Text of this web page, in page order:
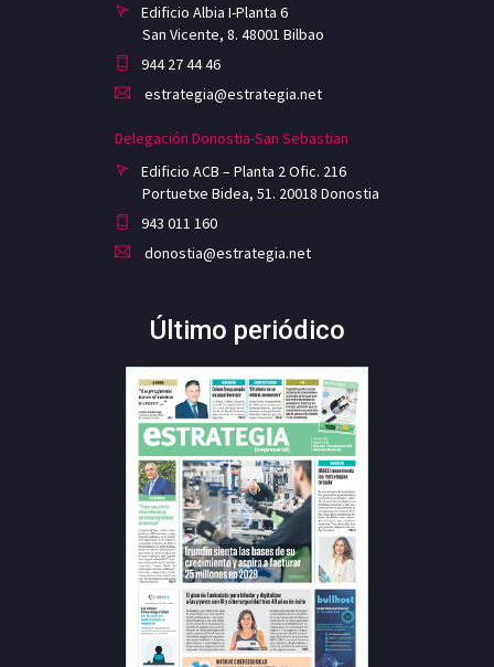
Edificio Albia I-Planta 6
San Vicente, 8. 48001 Bilbao
944 27 44 46
estrategia@estrategia.net
Delegación Donostia-San Sebastian
Edificio ACB – Planta 2 Ofic. 216
Portuetxe Bidea, 51. 20018 Donostia
943 011 160
donostia@estrategia.net
Último periódico